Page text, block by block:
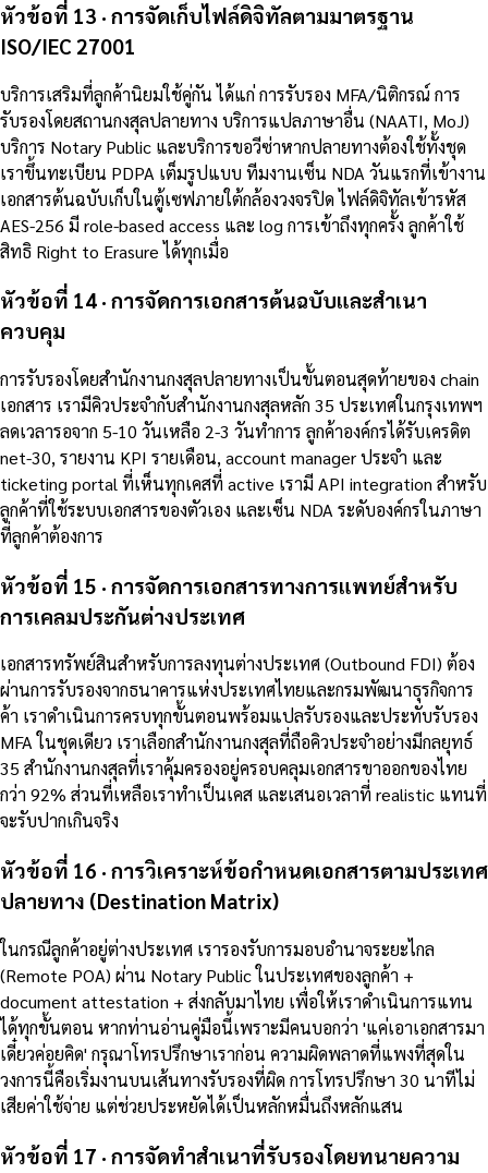
หัวข้อที่ 13 · การจัดเก็บไฟล์ดิจิทัลตามมาตรฐาน
ISO/IEC 27001
บริการเสริมที่ลูกค้านิยมใช้คู่กัน ได้แก่ การรับรอง MFA/นิติกรณ์ การ
รับรองโดยสถานกงสุลปลายทาง บริการแปลภาษาอื่น (NAATI, MoJ)
บริการ Notary Public และบริการขอวีซ่าหากปลายทางต้องใช้ทั้งชุด
เราขึ้นทะเบียน PDPA เต็มรูปแบบ ทีมงานเซ็น NDA วันแรกที่เข้างาน
เอกสารต้นฉบับเก็บในตู้เซฟภายใต้กล้องวงจรปิด ไฟล์ดิจิทัลเข้ารหัส
AES-256 มี role-based access และ log การเข้าถึงทุกครั้ง ลูกค้าใช้
สิทธิ Right to Erasure ได้ทุกเมื่อ
หัวข้อที่ 14 · การจัดการเอกสารต้นฉบับและสำเนา
ควบคุม
การรับรองโดยสำนักงานกงสุลปลายทางเป็นขั้นตอนสุดท้ายของ chain
เอกสาร เรามีคิวประจำกับสำนักงานกงสุลหลัก 35 ประเทศในกรุงเทพฯ
ลดเวลารอจาก 5-10 วันเหลือ 2-3 วันทำการ ลูกค้าองค์กรได้รับเครดิต
net-30, รายงาน KPI รายเดือน, account manager ประจำ และ
ticketing portal ที่เห็นทุกเคสที่ active เรามี API integration สำหรับ
ลูกค้าที่ใช้ระบบเอกสารของตัวเอง และเซ็น NDA ระดับองค์กรในภาษา
ที่ลูกค้าต้องการ
หัวข้อที่ 15 · การจัดการเอกสารทางการแพทย์สำหรับ
การเคลมประกันต่างประเทศ
เอกสารทรัพย์สินสำหรับการลงทุนต่างประเทศ (Outbound FDI) ต้อง
ผ่านการรับรองจากธนาคารแห่งประเทศไทยและกรมพัฒนาธุรกิจการ
ค้า เราดำเนินการครบทุกขั้นตอนพร้อมแปลรับรองและประทับรับรอง
MFA ในชุดเดียว เราเลือกสำนักงานกงสุลที่ถือคิวประจำอย่างมีกลยุทธ์
35 สำนักงานกงสุลที่เราคุ้มครองอยู่ครอบคลุมเอกสารขาออกของไทย
กว่า 92% ส่วนที่เหลือเราทำเป็นเคส และเสนอเวลาที่ realistic แทนที่
จะรับปากเกินจริง
หัวข้อที่ 16 · การวิเคราะห์ข้อกำหนดเอกสารตามประเทศ
ปลายทาง (Destination Matrix)
ในกรณีลูกค้าอยู่ต่างประเทศ เรารองรับการมอบอำนาจระยะไกล
(Remote POA) ผ่าน Notary Public ในประเทศของลูกค้า +
document attestation + ส่งกลับมาไทย เพื่อให้เราดำเนินการแทน
ได้ทุกขั้นตอน หากท่านอ่านคู่มือนี้เพราะมีคนบอกว่า 'แค่เอาเอกสารมา
เดี๋ยวค่อยคิด' กรุณาโทรปรึกษาเราก่อน ความผิดพลาดที่แพงที่สุดใน
วงการนี้คือเริ่มงานบนเส้นทางรับรองที่ผิด การโทรปรึกษา 30 นาทีไม่
เสียค่าใช้จ่าย แต่ช่วยประหยัดได้เป็นหลักหมื่นถึงหลักแสน
หัวข้อที่ 17 · การจัดทำสำเนาที่รับรองโดยทนายความ